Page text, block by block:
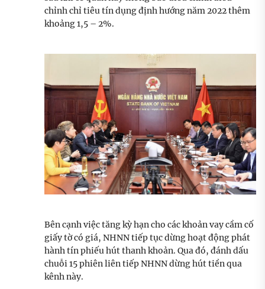
chỉnh chỉ tiêu tín dụng định hướng năm 2022 thêm
khoảng 1,5 – 2%.
Bên cạnh việc tăng kỳ hạn cho các khoản vay cầm cố
giấy tờ có giá, NHNN tiếp tục dừng hoạt động phát
hành tín phiếu hút thanh khoản. Qua đó, đánh dấu
chuỗi 15 phiên liên tiếp NHNN dừng hút tiền qua
kênh này.